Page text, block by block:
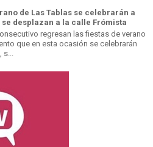
de Las Tablas se celebrarán a
desplazan a la calle Frómista
regresan las fiestas de verano
que en esta ocasión se celebrarán